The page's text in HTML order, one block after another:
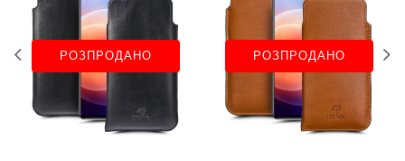
РОЗПРОДАНО РОЗПРОДАНО